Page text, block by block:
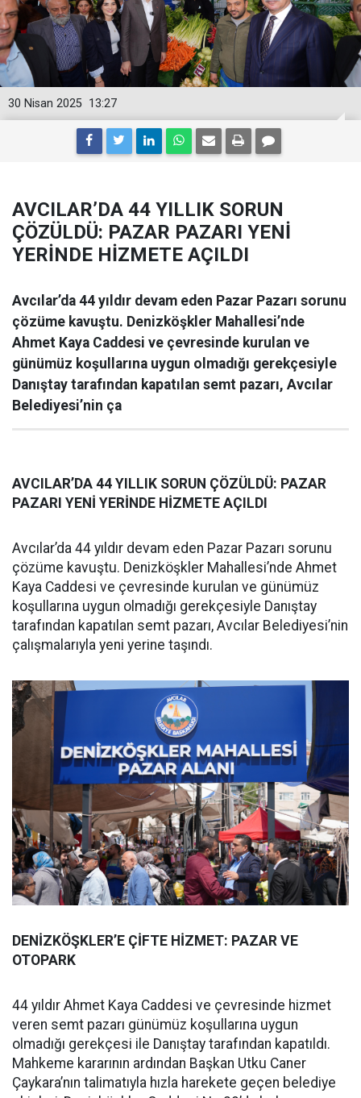
13:27
30 Nisan 2025
AVCILAR’DA 44 YILLIK SORUN
ÇÖZÜLDÜ: PAZAR PAZARI YENİ
YERİNDE HİZMETE AÇILDI
Avcılar’da 44 yıldır devam eden Pazar Pazarı sorunu
çözüme kavuştu. Denizköşkler Mahallesi’nde
Ahmet Kaya Caddesi ve çevresinde kurulan ve
günümüz koşullarına uygun olmadığı gerekçesiyle
Danıştay tarafından kapatılan semt pazarı, Avcılar
Belediyesi’nin ça
AVCILAR’DA 44 YILLIK SORUN ÇÖZÜLDÜ: PAZAR
PAZARI YENİ YERİNDE HİZMETE AÇILDI
Avcılar’da 44 yıldır devam eden Pazar Pazarı sorunu
çözüme kavuştu. Denizköşkler Mahallesi’nde Ahmet
Kaya Caddesi ve çevresinde kurulan ve günümüz
koşullarına uygun olmadığı gerekçesiyle Danıştay
tarafından kapatılan semt pazarı, Avcılar Belediyesi’nin
çalışmalarıyla yeni yerine taşındı.
DENİZKÖŞKLER’E ÇİFTE HİZMET: PAZAR VE
OTOPARK
44 yıldır Ahmet Kaya Caddesi ve çevresinde hizmet
veren semt pazarı günümüz koşullarına uygun
olmadığı gerekçesi ile Danıştay tarafından kapatıldı.
Mahkeme kararının ardından Başkan Utku Caner
Çaykara’nın talimatıyla hızla harekete geçen belediye